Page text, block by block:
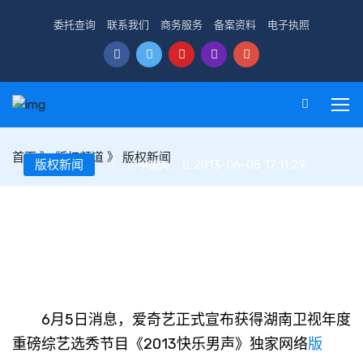
委托查询 联系我们 商务服务 备案资料 电子执照
首页》版权频道 》 版权新闻
版权新闻 中国网 2013-06-05 17:11:29
6月5日消息，爱奇艺正式宣布获得湖南卫视年度
重磅综艺选秀节目《2013快乐男声》独家网络版